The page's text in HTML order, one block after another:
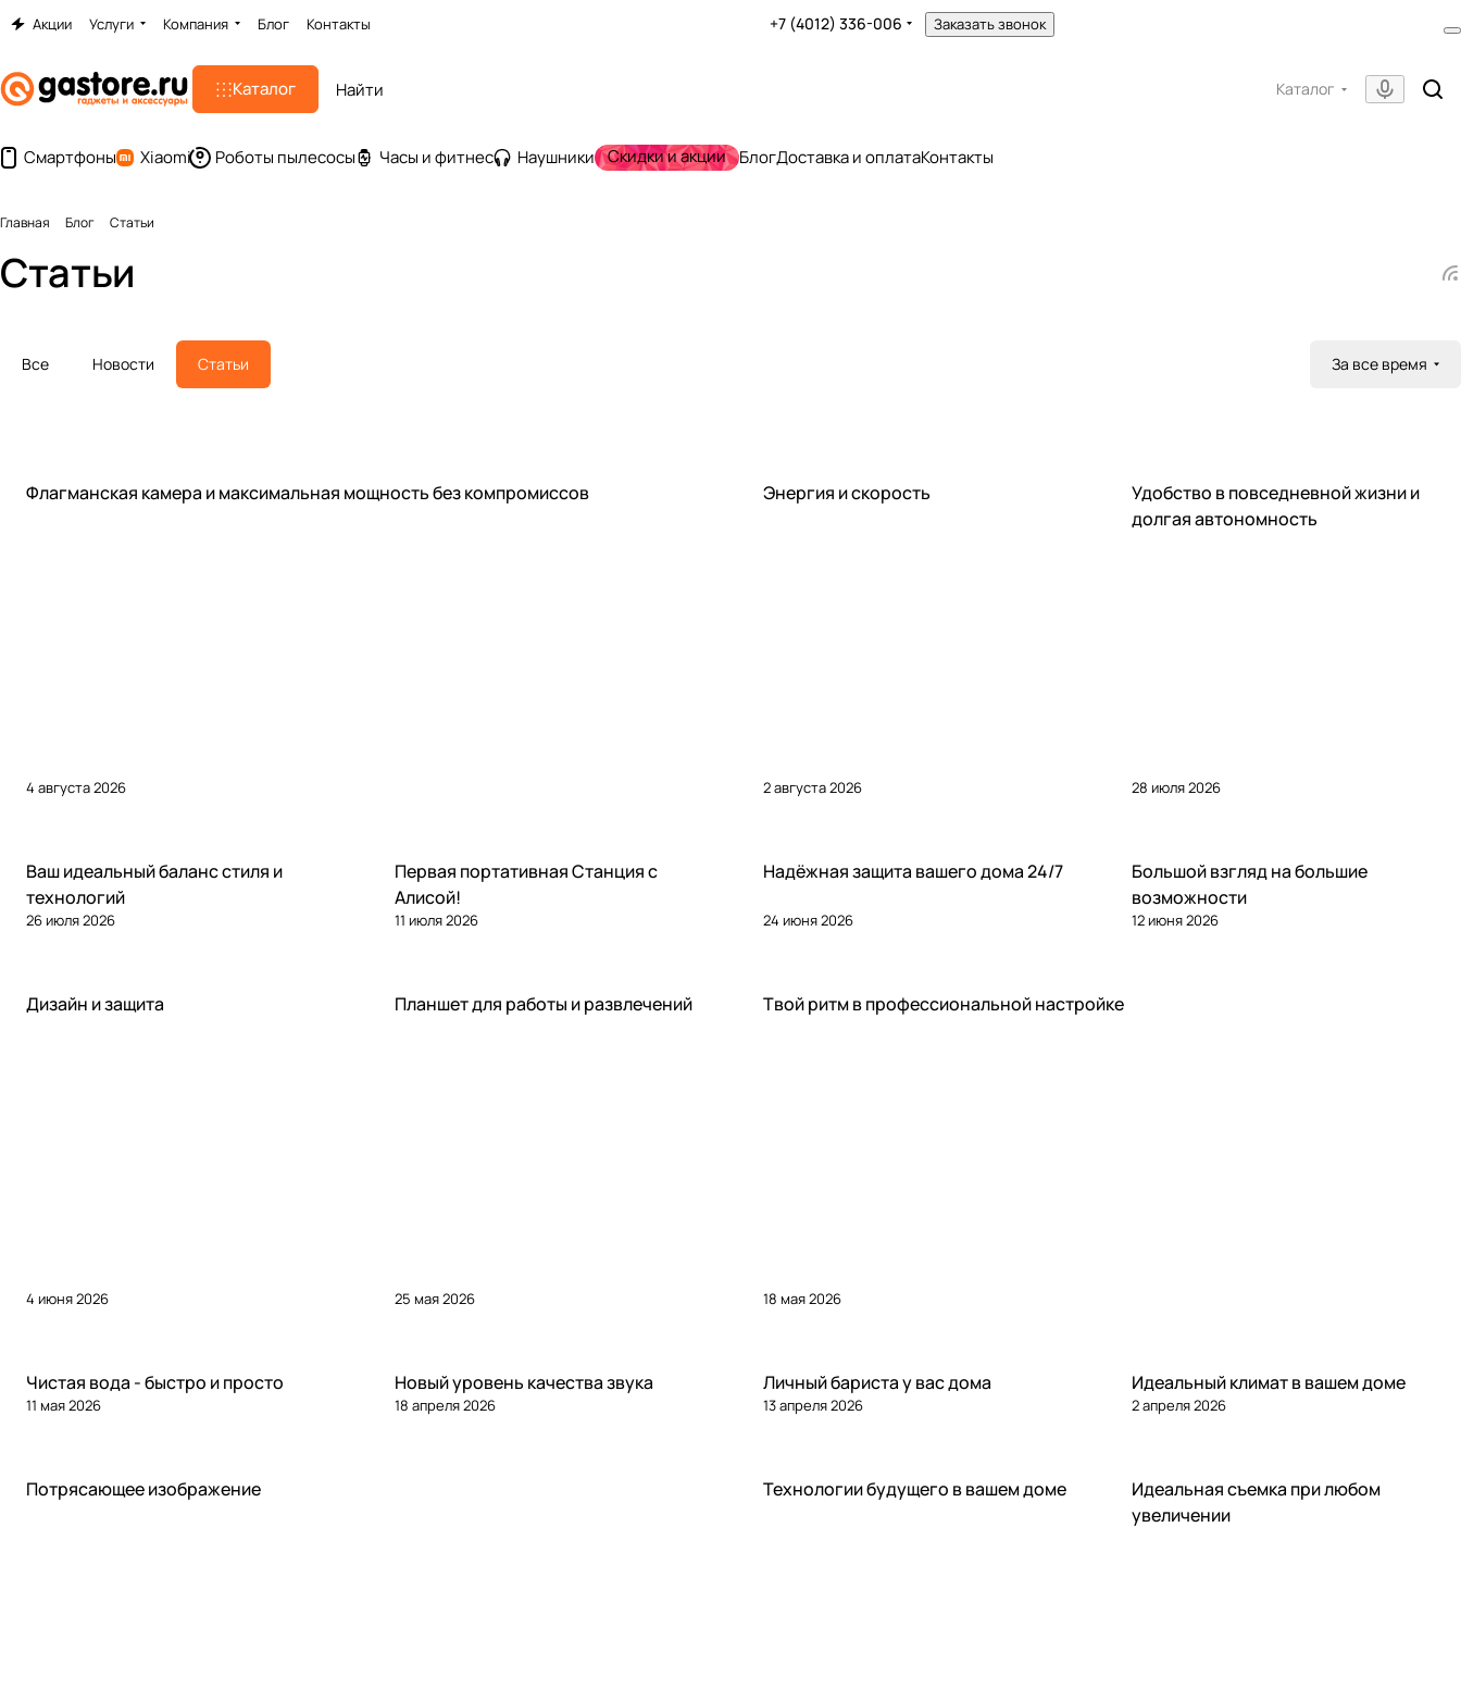
Акции Услуги Компания Блог Контакты +7 (4012) 336-006 Заказать звонок
Каталог Каталог
Смартфоны Xiaomi Роботы пылесосы Часы и фитнес Наушники Скидки и акции БлогДоставка и оплатаКонтакты
Главная Блог Статьи
Статьи
Все Новости Статьи За все время
Статьи
4 августа 2026
Флагманская камера и максимальная мощность без компромиссов Статьи
2 августа 2026
Энергия и скорость Статьи
28 июля 2026
Удобство в повседневной жизни и
долгая автономность
Статьи
26 июля 2026
Ваш идеальный баланс стиля и
технологий
Статьи
11 июля 2026
Первая портативная Станция с
Алисой!
Статьи
24 июня 2026
Надёжная защита вашего дома 24/7 Статьи
12 июня 2026
Большой взгляд на большие
возможности
Статьи
4 июня 2026
Дизайн и защита Статьи
25 мая 2026
Планшет для работы и развлечений Статьи
18 мая 2026
Твой ритм в профессиональной настройке
Статьи
11 мая 2026
Чистая вода - быстро и просто Статьи
18 апреля 2026
Новый уровень качества звука Статьи
13 апреля 2026
Личный бариста у вас дома Статьи
2 апреля 2026
Идеальный климат в вашем доме
Статьи
Потрясающее изображение Статьи
Технологии будущего в вашем доме Статьи
Идеальная съемка при любом
увеличении